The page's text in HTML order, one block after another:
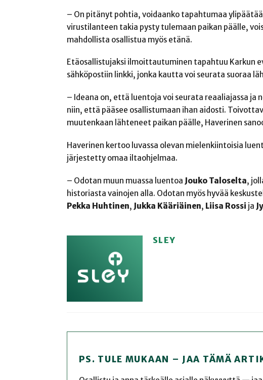
– On pitänyt pohtia, voidaanko tapahtumaa
virustilanteen takia pysty tulemaan paikan päälle,
mahdollista osallistua myös etänä.
Etäosallistujaksi ilmoittautuminen tapahtuu Karkun
sähköpostiin linkki, jonka kautta voi seurata suoraa
– Ideana on, että luentoja voi seurata reaaliajassa ja
niin, että pääsee osallistumaan ihan aidosti.
muutenkaan lähteneet paikan päälle, Haverinen
Haverinen kertoo luvassa olevan mielenkiintoisia
järjestetty omaa iltaohjelmaa.
– Odotan muun muassa luentoa Jouko Taloselta,
historiasta vainojen alla. Odotan myös hyvää
Pekka Huhtinen, Jukka Kääriäinen, Liisa Rossi ja
SLEY
PS. TULE MUKAAN – JAA TÄMÄ